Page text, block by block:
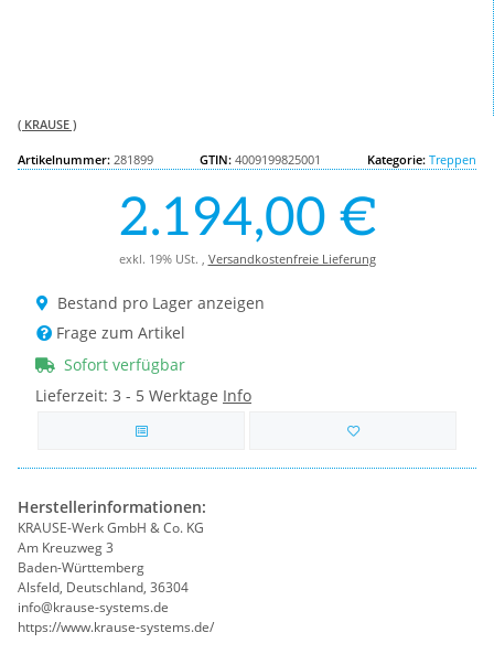
( KRAUSE )
Artikelnummer: 281899 GTIN: 4009199825001 Kategorie: Treppen
2.194,00 €
exkl. 19% USt. , Versandkostenfreie Lieferung
Bestand pro Lager anzeigen
Frage zum Artikel
Sofort verfügbar
Lieferzeit: 3 - 5 Werktage Info
Herstellerinformationen:
KRAUSE-Werk GmbH & Co. KG
Am Kreuzweg 3
Baden-Württemberg
Alsfeld, Deutschland, 36304
info@krause-systems.de
https://www.krause-systems.de/